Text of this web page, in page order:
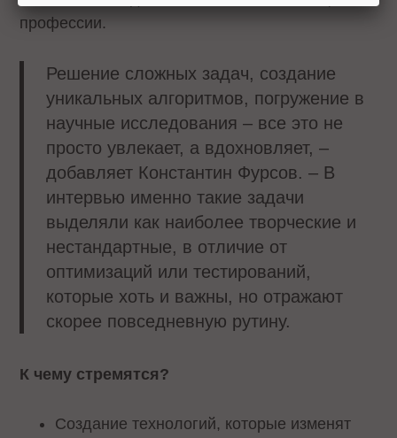
профессии.
Решение сложных задач, создание
уникальных алгоритмов, погружение в
научные исследования – все это не
просто увлекает, а вдохновляет, –
добавляет Константин Фурсов. – В
интервью именно такие задачи
выделяли как наиболее творческие и
нестандартные, в отличие от
оптимизаций или тестирований,
которые хоть и важны, но отражают
скорее повседневную рутину.
К чему стремятся?
Создание технологий, которые изменят